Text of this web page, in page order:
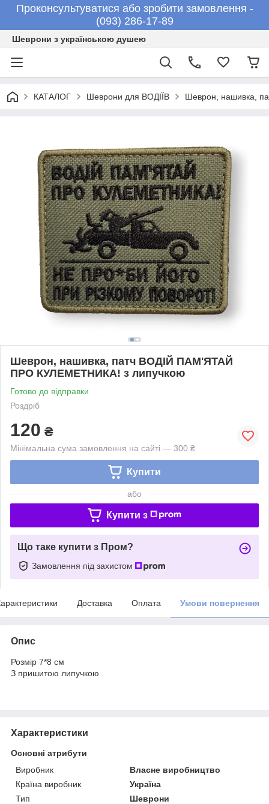
Проконсультуватися або зробити замовлення -
(093) 286-17-89
Шеврони з українською душею
КАТАЛОГ Шеврони для ВОДІЇВ Шеврон, нашивка,
Шеврон, нашивка, патч ВОДІЙ ПАМ'ЯТАЙ
ПРО КУЛЕМЕТНИКА! з липучкою
Готово до відправки
Роздріб
120 ₴
Мінімальна сума замовлення на сайті — 300 ₴
Купити
або
Купити з
Що таке купити з Пром?
Замовлення під захистом
Доставка Оплата Умови повернення
Опис
Розмір 7*8 см
З пришитою липучкою
Характеристики
Основні атрибути
Виробник
Власне виробництво
Країна виробник
Україна
Тип
Шеврони